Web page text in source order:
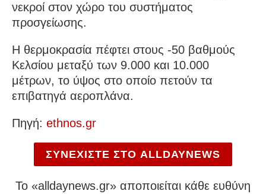
νεκροί στον χώρο του συστήματος
προσγείωσης.
Η θερμοκρασία πέφτει στους -50 βαθμούς
Κελσίου μεταξύ των 9.000 και 10.000
μέτρων, το ύψος στο οποίο πετούν τα
επιβατηγά αεροπλάνα.
Πηγή: ethnos.gr
ΣΥΝΕΧΙΣΤΕ ΣΤΟ ALLDAYNEWS
To «alldaynews.gr» αποποιείται κάθε ευθύνη